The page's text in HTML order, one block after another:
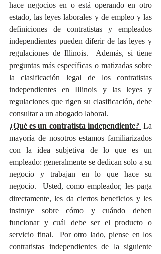
hace negocios en o está operando en otro
estado, las leyes laborales y de empleo y las
definiciones de contratistas y empleados
independientes pueden diferir de las leyes y
regulaciones de Illinois.  Además, si tiene
preguntas más específicas o matizadas sobre
la clasificación legal de los contratistas
independientes en Illinois y las leyes y
regulaciones que rigen su clasificación, debe
consultar a un abogado laboral.  ​
¿Qué es un contratista independiente? La
mayoría de nosotros estamos familiarizados
con la idea subjetiva de lo que es un
empleado: generalmente se dedican solo a su
negocio y trabajan en lo que hace su
negocio.  Usted, como empleador, les paga
directamente, les da ciertos beneficios y les
instruye sobre cómo y cuándo deben
funcionar y cuál debe ser el producto o
servicio final.  Por otro lado, piense en los
contratistas independientes de la siguiente